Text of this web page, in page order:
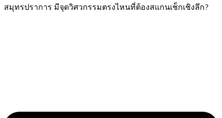
สมุทรปราการ มีจุดวิศวกรรมตรงไหนที่ต้องสแกนเช็กเชิงลึก?